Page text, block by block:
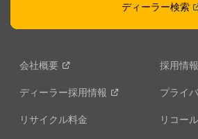
ディーラー検索(
会社概要 採用情報
ディーラー採用情報 プライ
リサイクル料金 リコー